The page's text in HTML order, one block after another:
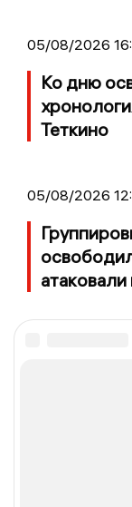
05/08/2026
Ко дню
Теткино
05/08/2026